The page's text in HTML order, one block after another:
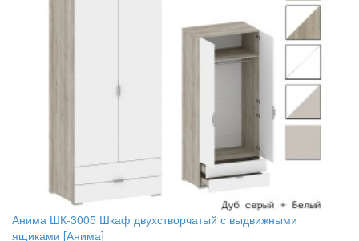
Анима ШК-3005 Шкаф двухстворчатый с выдвижными
ящиками [Анима]